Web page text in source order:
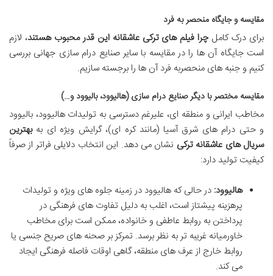
مقایسه و جایگاه منحصر به فرد
برای درک کاملچرا فیلم های ترکی عاشقانه این قدر محبوب هستند، لازم
است جایگاه آن ها را در مقایسه با سایر صنایع درام سازی جهانی بررسی
کنیم و جنبه های منحصربه فرد آن ها را برجسته سازیم.
مقایسه مختصر با دیگر صنایع درام سازی (هالیوود، بالیوود و…)
مخاطب ایرانی و منطقه ای، علیرغم دسترسی به تولیدات هالیوود، بالیوود
و حتی درام های شرق آسیا (مانند کره ای)، گرایش ویژه ای بهبهترین
سریال های عاشقانه ترکی نشان می دهد. این انتخاب دلایلی فراتر از صرفاً
کیفیت تولید دارد:
هالیوود: در حالی که هالیوود در زمینه جلوه های ویژه و تولیدات
پرهزینه پیشتاز است، اغلب به دلیل تفاوت های فرهنگی در
پرداختن به روابط عاطفی و خانواده، ممکن است برای مخاطب
خاورمیانه غریبه تر به نظر برسد. تمرکز بر صحنه های صریح جنسی یا
روابط خارج از عرف های منطقه، گاهی اوقات فاصله فرهنگی ایجاد
می کند.